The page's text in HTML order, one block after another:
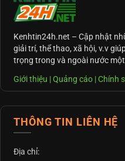
Kenhtin24h.net – Cập nhật
giải trí, thể thao, xã hội, v.v
trọng trong và ngoài nước
Giới thiệu |Quảng cáo |Chính
THÔNG TIN LIÊN HỆ
Địa chỉ: